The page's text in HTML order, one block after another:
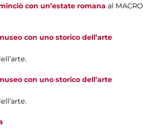
con un’estate romana al
con uno storico dell’arte
con uno storico dell’arte